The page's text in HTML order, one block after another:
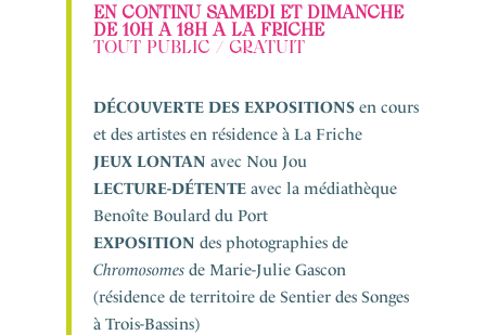
EN CONTINU SAMEDI ET DIMANCHE
DE 10H À 18H À LA FRICHE
TOUT PUBLIC / GRATUIT
DÉCOUVERTE DES EXPOSITIONSen cours
et des artistes en résidence à La Friche
JEUX LONTAN avec Nou Jou
LECTURE-DÉTENTEavec la médiathèque
Benoîte Boulard du Port
EXPOSITION des photographies de
Chromosomesde Marie-Julie Gascon
(résidence de territoire de Sentier des Songes
à Trois-Bassins)